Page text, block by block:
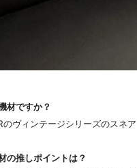
材ですか？
のヴィンテージシリーズのスネ
の推しポイントは？